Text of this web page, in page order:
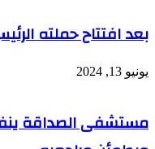
بعد افتتاح حملته
يونيو 13, 2024
مستشفى الصداقة